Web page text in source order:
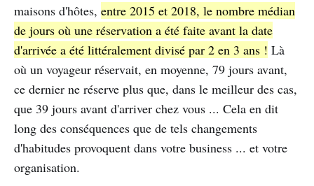
maisons d'hôtes, entre 2015 et 2018, le nombre médian
de jours où une réservation a été faite avant la date
d'arrivée a été littéralement divisé par 2 en 3 ans ! Là
où un voyageur réservait, en moyenne, 79 jours avant,
ce dernier ne réserve plus que, dans le meilleur des cas,
que 39 jours avant d'arriver chez vous ... Cela en dit
long des conséquences que de tels changements
d'habitudes provoquent dans votre business ... et votre
organisation.